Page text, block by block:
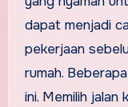
dapat menjadi
pekerjaan
rumah.
ini. Memilih jalan